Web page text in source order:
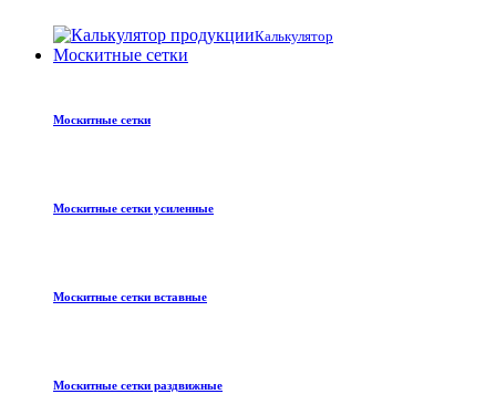
Калькулятор
Москитные сетки
Москитные сетки
Москитные сетки усиленные
Москитные сетки вставные
Москитные сетки раздвижные